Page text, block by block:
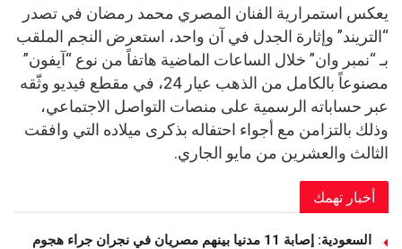
يعكس استمرارية الفنان المصري محمد رمضان في تصدر
“التريند” وإثارة الجدل في آن واحد، استعرض النجم الملقب
بـ “نمبر وان” خلال الساعات الماضية هاتفاً من نوع “آيفون”
مصنوعاً بالكامل من الذهب عيار 24، في مقطع فيديو وثّقه
عبر حساباته الرسمية على منصات التواصل الاجتماعي،
وذلك بالتزامن مع أجواء احتفاله بذكرى ميلاده التي وافقت
الثالث والعشرين من مايو الجاري.
أخبار تهمك
السعودية: إصابة 11 مدنيا بينهم مصريان في نجران جراء هجوم